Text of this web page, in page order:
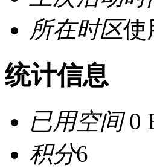
所在时区使
统计信息
已用空间0
积分6